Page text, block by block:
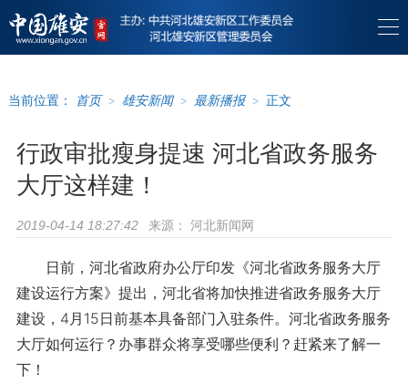
当前位置： 首页 > 雄安新闻 > 最新播报 > 正文
行政审批瘦身提速 河北省政务服务
大厅这样建！
2019-04-14 18:27:42 来源： 河北新闻网
日前，河北省政府办公厅印发《河北省政务服务大厅
建设运行方案》提出，河北省将加快推进省政务服务大厅
建设，4月15日前基本具备部门入驻条件。河北省政务服务
大厅如何运行？办事群众将享受哪些便利？赶紧来了解一
下！